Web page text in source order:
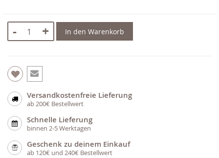
- + In den Warenkorb
Versandkostenfreie Lieferung
ab 200€ Bestellwert
Schnelle Lieferung
binnen 2-5 Werktagen
Geschenk zu deinem Einkauf
ab 120€ und 240€ Bestellwert